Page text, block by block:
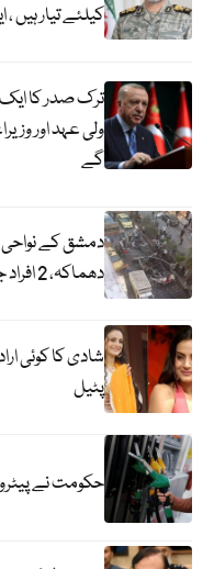
کیلئے تیار ہیں ،
ترک صدر کا
ولی عہد اور
گے
دمشق کے
دھماکہ، 2 افراد جاں بحق، متعدد زخمی
شادی کا کوئی
پٹیل
حکومت نے